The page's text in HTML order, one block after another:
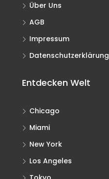
Über Uns
AGB
Impressum
Datenschutzerklärung
Entdecken Welt
Chicago
Miami
New York
Los Angeles